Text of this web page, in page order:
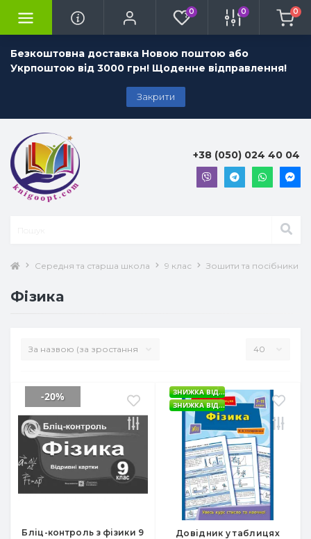
Безкоштовна доставка Новою поштою або
Укрпоштою від 3000 грн! Щоденне відправлення!
Закрити
0 0 0
+38 (050) 024 40 04
Середня та старша школа 9 клас Зошити та посібники 9
Фізика
Бліц-контроль з фізики 9
-20%
Довідник у таблицях
ЗНИЖКА ВІД...
ЗНИЖКА ВІД...